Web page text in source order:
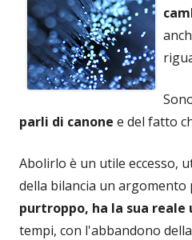
parli di canone e del fatto
Abolirlo è un utile eccesso,
della bilancia un argomento
purtroppo, ha la sua
tempi, con l'abbandono